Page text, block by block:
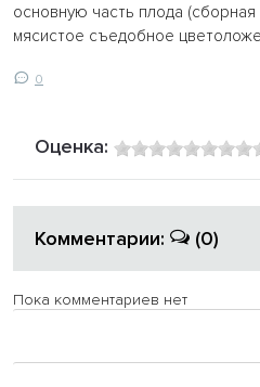
основную часть плода (сборная
мясистое съедобное
0
Оценка:
Комментарии: (0)
Пока комментариев нет